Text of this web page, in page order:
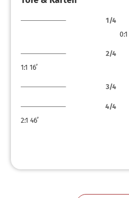
1/4
0:1
2/4
1:1 16’
3/4
4/4
2:1 46’